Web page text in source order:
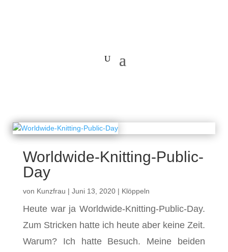
Worldwide-Knitting-Public-
Day
von Kunzfrau | Juni 13, 2020| Klöppeln
Heute war ja Worldwide-Knitting-Public-Day.
Zum Stricken hatte ich heute aber keine Zeit.
Warum? Ich hatte Besuch. Meine beiden